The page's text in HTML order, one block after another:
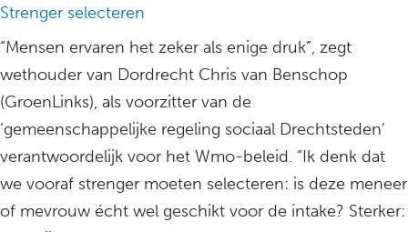
Strenger selecteren
“Mensen ervaren het zeker als enige druk”, zegt
wethouder van Dordrecht Chris van Benschop
(GroenLinks), als voorzitter van de
‘gemeenschappelijke regeling sociaal Drechtsteden’
verantwoordelijk voor het Wmo-beleid. “Ik denk dat
we vooraf strenger moeten selecteren: is deze meneer
of mevrouw écht wel geschikt voor de intake? Sterker: